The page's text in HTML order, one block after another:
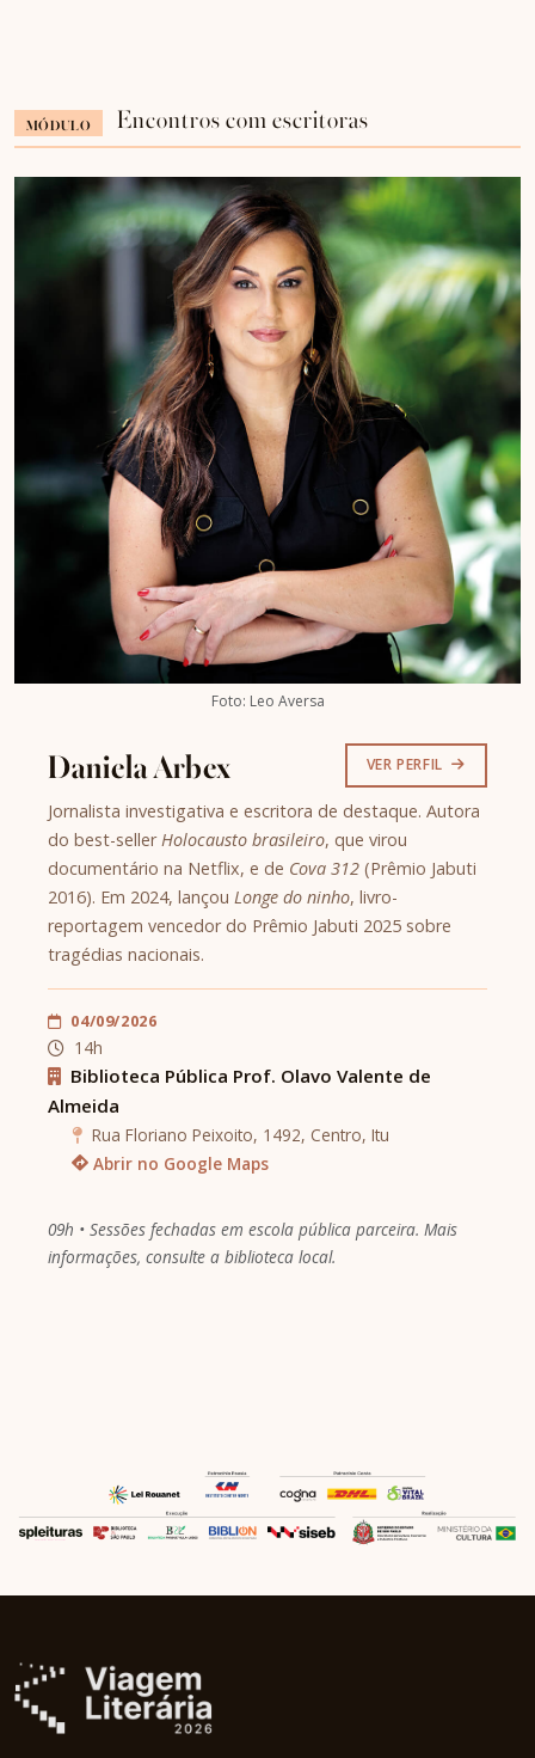
MÓDULO Encontros com escritoras
Foto: Leo Aversa
Daniela Arbex VER PERFIL
Jornalista investigativa e escritora de destaque. Autora
do best-seller Holocausto brasileiro, que virou
documentário na Netflix, e de Cova 312 (Prêmio Jabuti
2016). Em 2024, lançou Longe do ninho, livro-
reportagem vencedor do Prêmio Jabuti 2025 sobre
tragédias nacionais.
04/09/2026
14h
Biblioteca Pública Prof. Olavo Valente de
Almeida
Rua Floriano Peixoito, 1492, Centro, Itu
Abrir no Google Maps
09h • Sessões fechadas em escola pública parceira. Mais
informações, consulte a biblioteca local.